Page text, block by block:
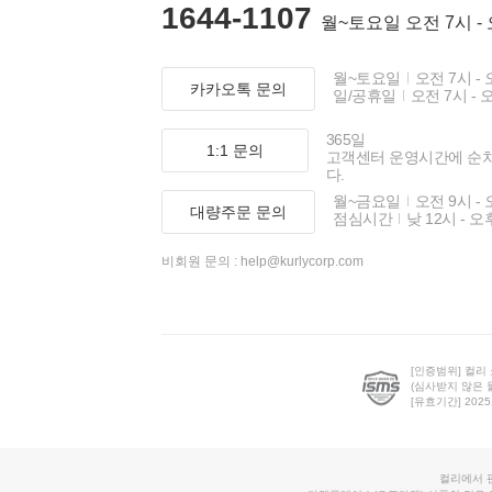
1644-1107 월~토요일 오전 7시 -
카카오톡 문의
월~토요일
오전 7시 -
일/공휴일
오전 7시 -
1:1 문의
365일
고객센터 운영시간에 순
다.
대량주문 문의
월~금요일
오전 9시 -
점심시간
낮 12시 - 오
비회원 문의 : help@kurlycorp.com
[인증범위] 컬리
(심사받지 않은
[유효기간]
컬리에서